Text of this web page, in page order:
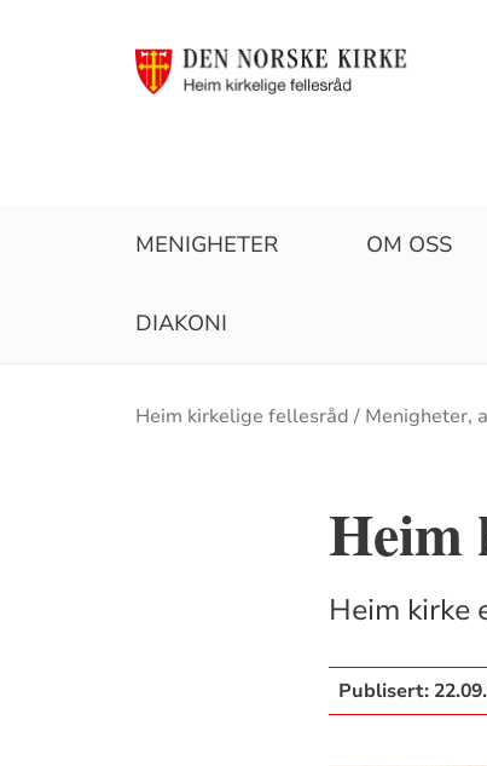
MENIGHETER OM OSS
DIAKONI
Brødsmulesti
Heim kirkelige fellesråd Menigheter,
Heim
Heim kirke
Publisert: